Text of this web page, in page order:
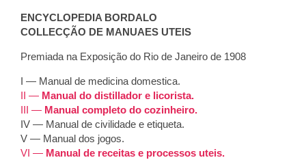
ENCYCLOPEDIA BORDALO
COLLECÇÃO DE MANUAES UTEIS
Premiada na Exposição do Rio de Janeiro de 1908
I — Manual de medicina domestica.
II — Manual do distillador e licorista.
III — Manual completo do cozinheiro.
IV — Manual de civilidade e etiqueta.
V — Manual dos jogos.
VI — Manual de receitas e processos uteis.